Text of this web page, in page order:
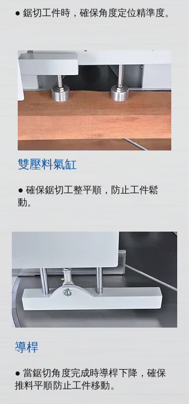
● 鋸切工件時，確保角度定位精準度。
雙壓料氣缸
● 確保鋸切工整平順，防止工件鬆
動。
導桿
● 當鋸切角度完成時導桿下降，確保
推料平順防止工件移動。